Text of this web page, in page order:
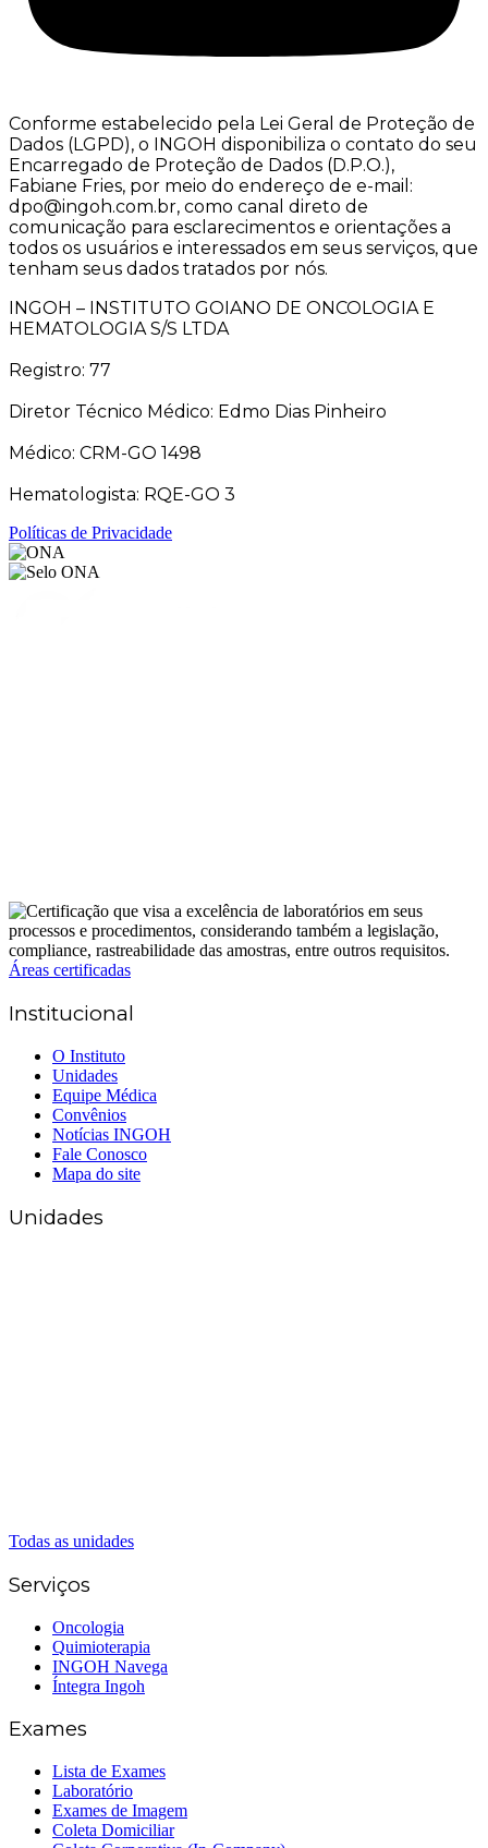
Conforme estabelecido pela Lei Geral de Proteção de
Dados (LGPD), o INGOH disponibiliza o contato do seu
Encarregado de Proteção de Dados (D.P.O.),
Fabiane Fries, por meio do endereço de e-mail:
dpo@ingoh.com.br, como canal direto de
comunicação para esclarecimentos e orientações a
todos os usuários e interessados em seus serviços, que
tenham seus dados tratados por nós.
INGOH – INSTITUTO GOIANO DE ONCOLOGIA E
HEMATOLOGIA S/S LTDA
Registro: 77
Diretor Técnico Médico: Edmo Dias Pinheiro
Médico: CRM-GO 1498
Hematologista: RQE-GO 3
Políticas de Privacidade
Áreas certificadas
Institucional
O Instituto
Unidades
Equipe Médica
Convênios
Notícias INGOH
Fale Conosco
Mapa do site
Unidades
Todas as unidades
Serviços
Oncologia
Quimioterapia
INGOH Navega
Íntegra Ingoh
Exames
Lista de Exames
Laboratório
Exames de Imagem
Coleta Domiciliar